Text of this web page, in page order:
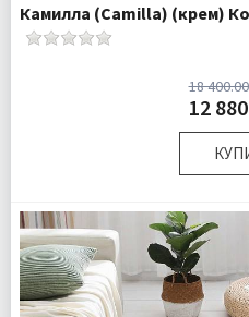
Камилла (Camilla) (крем)
18
12
Плотность:
Комплектация:
Ткань:
Доставка: